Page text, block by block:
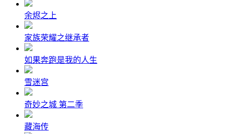
余烬之上
家族荣耀之继承者
如果奔跑是我的人生
雪迷宫
奇妙之城 第二季
藏海传